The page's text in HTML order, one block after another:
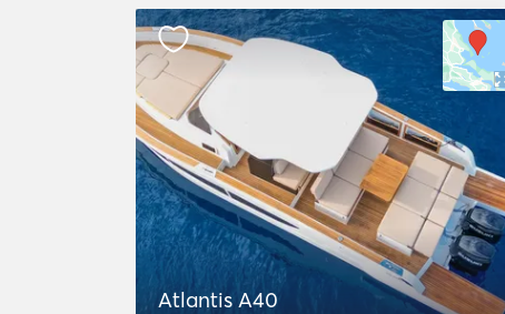
Atlantis A40